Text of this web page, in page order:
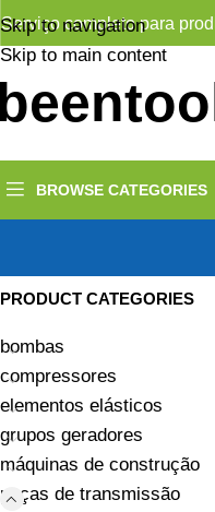
Skip to navigation
Skip to main content
Serviço completo para
BROWSE CATEGORIES
PRODUCT CATEGORIES
bombas
compressores
elementos elásticos
grupos geradores
máquinas de construção
peças de transmissão